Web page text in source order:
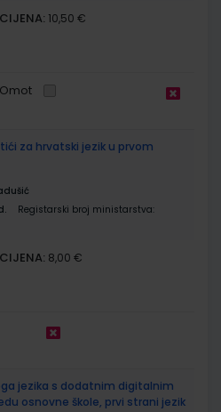
CIJENA: 10,50 €
Omot
za hrvatski jezik u prvom
Registarski broj ministarstva:
CIJENA: 8,00 €
jezika s dodatnim digitalnim
osnovne škole, prvi strani jezik